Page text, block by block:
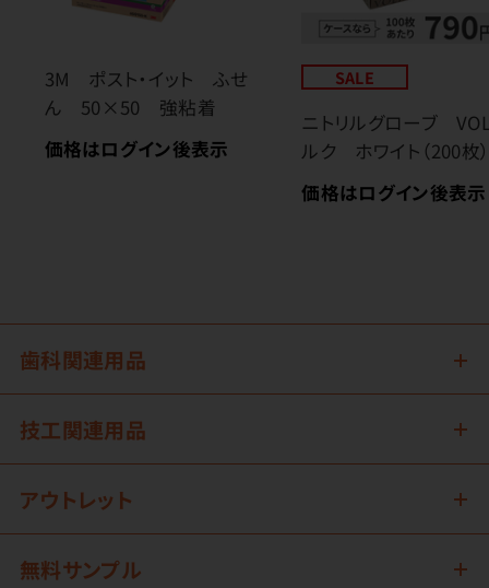
3M ポスト・イット ふせ
ん 50×50 強粘着
価格はログイン後表示
SALE
ニトリルグローブ
ルク ホワイト（200枚
価格はログイン後表示
歯科関連用品
技工関連用品
アウトレット
無料サンプル